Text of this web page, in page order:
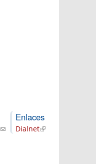
(link sends e-
Enlaces
Dialnet(link is